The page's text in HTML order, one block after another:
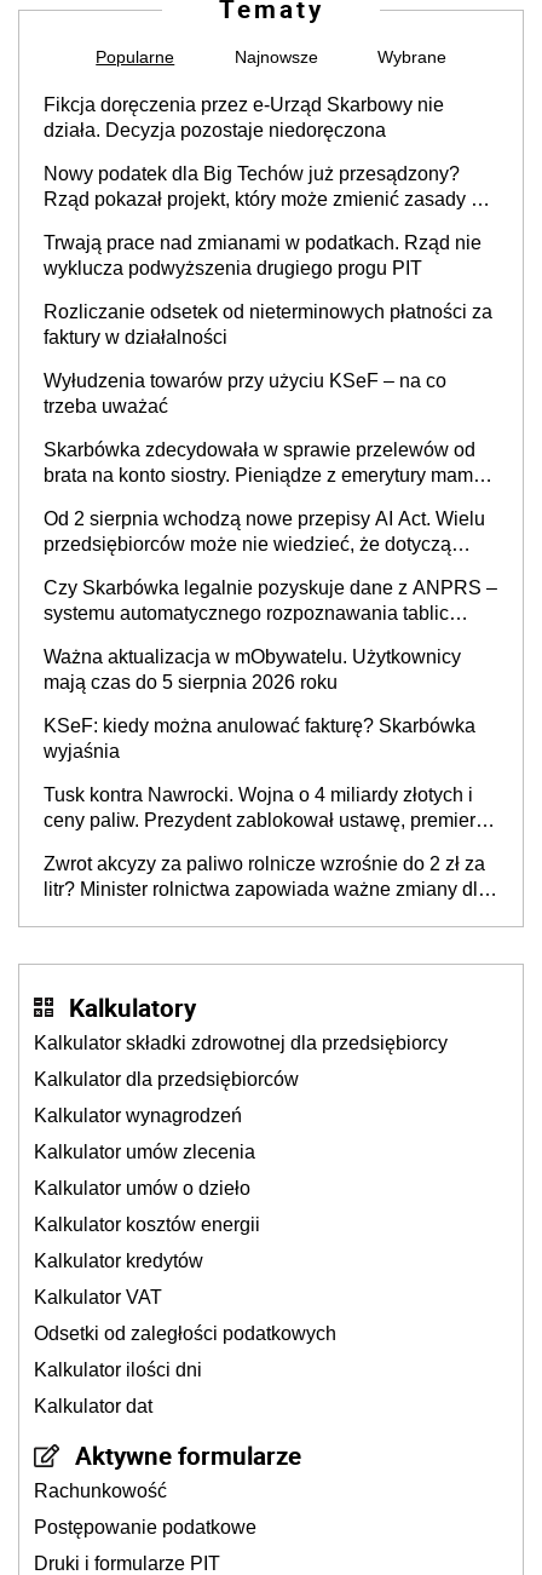
Tematy
Popularne Najnowsze Wybrane
Fikcja doręczenia przez e-Urząd Skarbowy nie
działa. Decyzja pozostaje niedoręczona
Nowy podatek dla Big Techów już przesądzony?
Rząd pokazał projekt, który może zmienić zasady gry
Trwają prace nad zmianami w podatkach. Rząd nie
wyklucza podwyższenia drugiego progu PIT
Rozliczanie odsetek od nieterminowych płatności za
faktury w działalności
Wyłudzenia towarów przy użyciu KSeF – na co
trzeba uważać
Skarbówka zdecydowała w sprawie przelewów od
brata na konto siostry. Pieniądze z emerytury mamy
będzie
Od 2 sierpnia wchodzą nowe przepisy AI Act. Wielu
przedsiębiorców może nie wiedzieć, że dotyczą
Czy Skarbówka legalnie pozyskuje dane z ANPRS –
systemu automatycznego rozpoznawania tablic
Ważna aktualizacja w mObywatelu. Użytkownicy
mają czas do 5 sierpnia 2026 roku
KSeF: kiedy można anulować fakturę? Skarbówka
wyjaśnia
Tusk kontra Nawrocki. Wojna o 4 miliardy złotych i
ceny paliw. Prezydent zablokował ustawę, premier
kierowców”
Zwrot akcyzy za paliwo rolnicze wzrośnie do 2 zł za
litr? Minister rolnictwa zapowiada ważne zmiany dla
Kalkulatory
Kalkulator składki zdrowotnej dla przedsiębiorcy
Kalkulator dla przedsiębiorców
Kalkulator wynagrodzeń
Kalkulator umów zlecenia
Kalkulator umów o dzieło
Kalkulator kosztów energii
Kalkulator kredytów
Kalkulator VAT
Odsetki od zaległości podatkowych
Kalkulator ilości dni
Kalkulator dat
Aktywne formularze
Rachunkowość
Postępowanie podatkowe
Druki i formularze PIT